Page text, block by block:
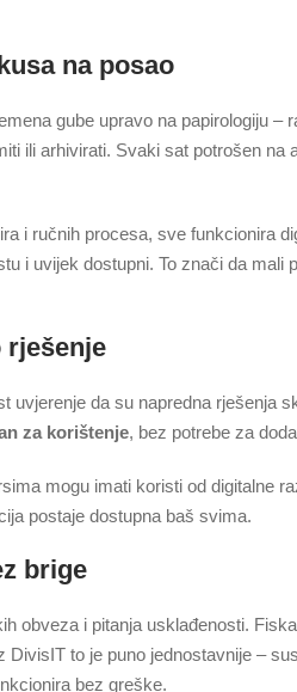
na posao
gube upravo na papirologiju –
ili arhivirati. Svaki sat potrošen
i ručnih procesa, sve funkcionira
i uvijek dostupni. To znači da mali
rješenje
uvjerenje da su napredna rješenja
za korištenje, bez potrebe za
mogu imati koristi od digitalne
postaje dostupna baš svima.
brige
obveza i pitanja usklađenosti.
to je puno jednostavnije –
bez greške.